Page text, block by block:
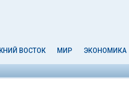
ВОСТОК МИР ЭКОНОМИКА